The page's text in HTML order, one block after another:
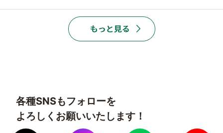
各種SNSもフォローを
よろしくお願いいたします！